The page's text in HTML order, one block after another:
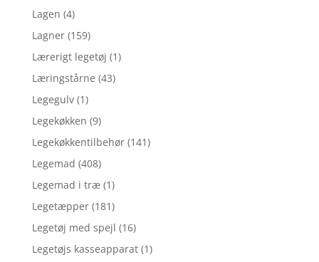
Lagen (4)
Lagner (159)
Lærerigt legetøj (1)
Læringstårne (43)
Legegulv (1)
Legekøkken (9)
Legekøkkentilbehør (141)
Legemad (408)
Legemad i træ (1)
Legetæpper (181)
Legetøj med spejl (16)
Legetøjs kasseapparat (1)